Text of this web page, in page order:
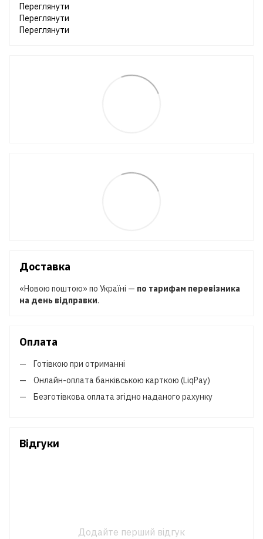
Переглянути
Переглянути
Переглянути
Доставка
«Новою поштою» по Україні — по тарифам перевізника
на день відправки.
Оплата
Готівкою при отриманні
Онлайн-оплата банківською карткою (LiqPay)
Безготівкова оплата згідно наданого рахунку
Відгуки
Додайте перший відгук